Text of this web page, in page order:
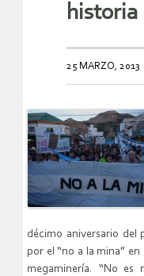
historia
25 MARZO, 2013
décimo aniversario del
por el “no a la mina”
megaminería. “No